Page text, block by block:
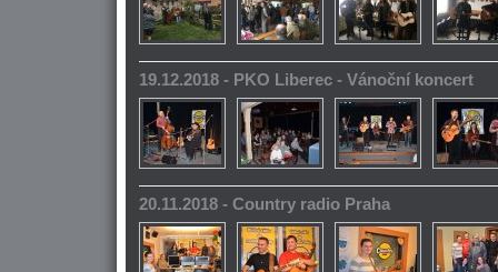
19.12.2018 - PKO Liberec - Vánoční koncert
20.11.2018 - Country radio Praha